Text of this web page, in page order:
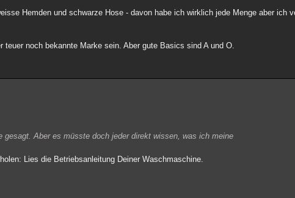
Hemden und schwarze Hose - davon habe ich wirklich jede Menge aber ich
teuer noch bekannte Marke sein. Aber gute Basics sind A und O.
Aber es müsste doch jeder direkt wissen, was ich meine
Lies die Betriebsanleitung Deiner Waschmaschine.